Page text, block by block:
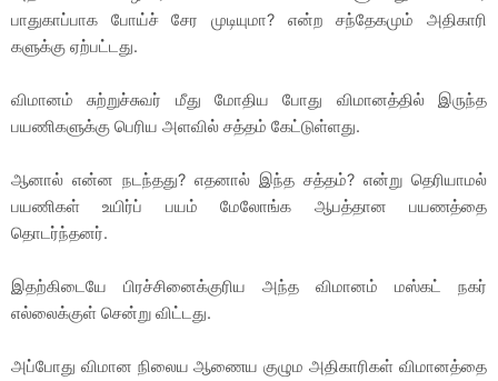
பாதுகாப்பாக போய்ச் சேர முடியுமா? என்ற சந்தேகமும் அதிகாரி
களுக்கு ஏற்பட்டது.
விமானம் சுற்றுச்சுவர் மீது மோதிய போது விமானத்தில் இருந்த
பயணிகளுக்கு பெரிய அளவில் சத்தம் கேட்டுள்ளது.
ஆனால் என்ன நடந்தது? எதனால் இந்த சத்தம்? என்று தெரியாமல்
பயணிகள் உயிர்ப் பயம் மேலோங்க ஆபத்தான பயணத்தை
தொடர்ந்தனர்.
இதற்கிடையே பிரச்சினைக்குரிய அந்த விமானம் மஸ்கட் நகர்
எல்லைக்குள் சென்று விட்டது.
அப்போது விமான நிலைய ஆணைய குழும அதிகாரிகள் விமானத்தை